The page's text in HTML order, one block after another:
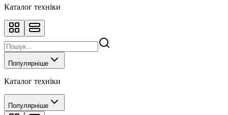
Каталог техніки
Популярніше
Каталог техніки
Популярніше